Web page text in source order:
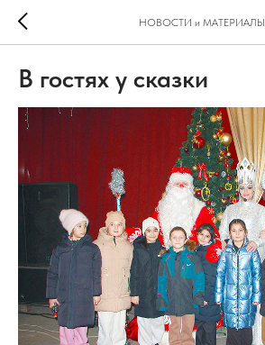
НОВОСТИ и МАТЕРИАЛЫ
В гостях у сказки